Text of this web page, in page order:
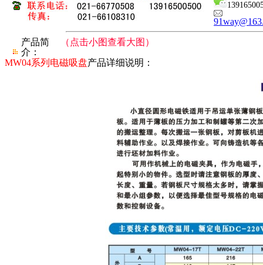
产品简
介：
（点击小图查看大图）
MW04系列电磁吸盘产品详细说明：